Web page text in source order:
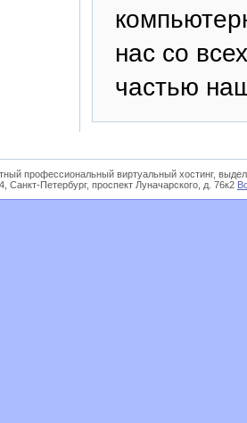
нас со
частью
профессиональный виртуальный хостинг,
Санкт-Петербург, проспект Луначарского, д. 76к2